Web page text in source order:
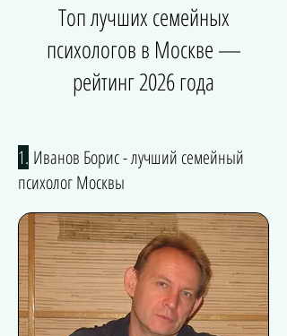
Топ лучших семейных
психологов в Москве —
рейтинг 2026 года
1. Иванов Борис - лучший семейный
психолог Москвы